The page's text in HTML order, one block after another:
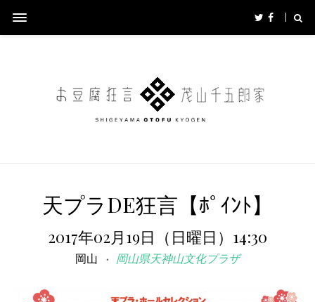
天プラDE狂言【ﾎﾟｲﾝﾄ】
2017年02月19日（日曜日）14:30
岡山 岡山県天神山文化プラザ